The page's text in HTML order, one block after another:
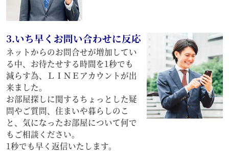
3.いち早くお問い合わせに反応
ネットからのお問合せが増加してい
る中、お待たせする時間を1秒でも
減らす為、ＬＩＮＥアカウントが出
来ました。
お部屋探しに関するちょっとした疑
問やご質問、住まいや暮らしのこ
と、気になったお部屋について何で
もご相談ください。
1秒でも早く返信いたします。